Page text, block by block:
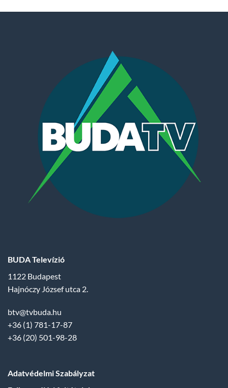
BUDA Televízió
1122 Budapest
Hajnóczy József utca 2.
btv@tvbuda.hu
+36 (1) 781-17-87
+36 (20) 501-98-28
Adatvédelmi Szabályzat